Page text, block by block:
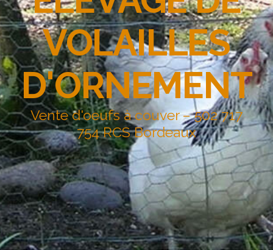
VOLAILLES
D'ORNEMENT
Vente d'oeufs à couver – 502 717
754 RCS Bordeaux